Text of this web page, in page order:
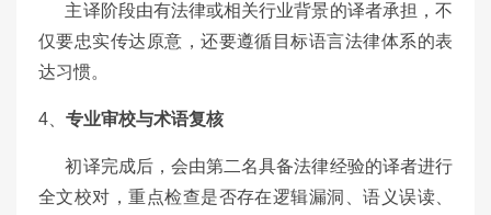
主译阶段由有法律或相关行业背景的译者承担，不
仅要忠实传达原意，还要遵循目标语言法律体系的表
达习惯。
4、 专业审校与术语复核
初译完成后，会由第二名具备法律经验的译者进行
全文校对，重点检查是否存在逻辑漏洞、语义误读、